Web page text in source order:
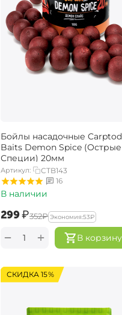
Бойлы насадочные
Baits Demon Spice (Острые
Специи) 20мм
Артикул:
CTB143
16
В наличии
‍299‍₽‍352‍₽ Экономия:‍53‍₽
В корзину
+
−
СКИДКА 15%